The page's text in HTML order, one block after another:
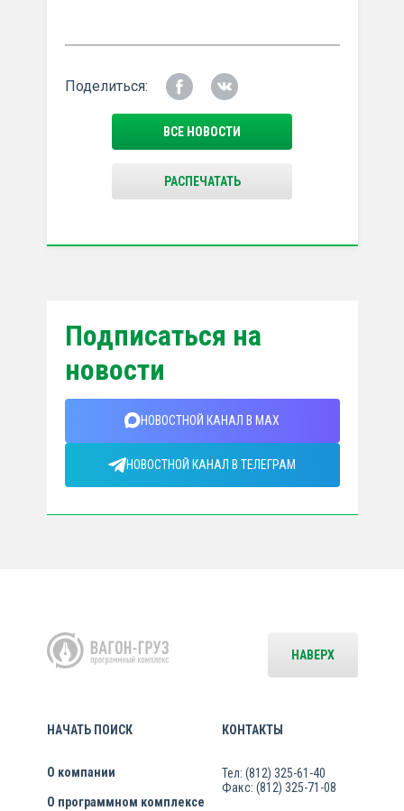
Поделиться:
ВСЕ НОВОСТИ
РАСПЕЧАТАТЬ
Подписаться на
новости
НОВОСТНОЙ КАНАЛ В MAX
НОВОСТНОЙ КАНАЛ В ТЕЛЕГРАМ
НАЧАТЬ ПОИСК
О компании
О программном комплексе
КОНТАКТЫ
Тел: (812) 325-61-40
Факс: (812) 325-71-08
НАВЕРХ